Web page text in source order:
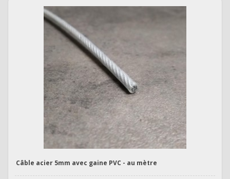
Câble acier 5mm avec gaine PVC - au mètre